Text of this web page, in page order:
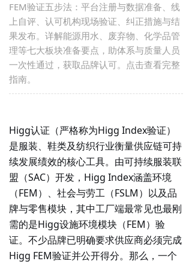
FEM验证五步法：平台注册与数据准备、线
上自评、认可机构现场验证、纠正措施与结
果发布。详解能源用水、废弃物、化学品管
理等七大板块准备要点，助体系与质量人员
一次性通过，获取品牌认可。点击查看完整
指南。
Higg认证 （严格称为Higg Index验证）
是服装、鞋类及纺织行业衡量供应链可持
续发展绩效的核心工具。由可持续服装联
盟（SAC）开发，Higg Index涵盖环境
（FEM）、社会与劳工（FSLM）以及品
牌与零售模块，其中工厂端最常见也最刚
需的是Higg设施环境模块（FEM）验
证。不少品牌已明确要求供应商必须完成
Higg FEM验证并公开得分。那么，一个